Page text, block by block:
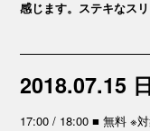
感じます。ステキなス
2018.07.15
17:00 / 18:00 ■ 無料 ※